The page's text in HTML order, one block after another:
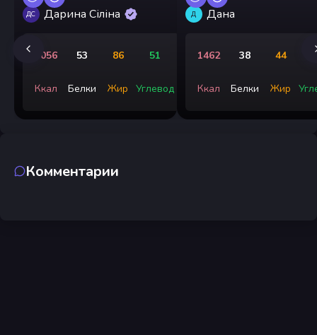
ДС Дарина Сіліна
1056
Ккал
53
Белки
86
Жир
51
Углевод
Д Дана
1462
Ккал
38
Белки
44
Жир
Комментарии